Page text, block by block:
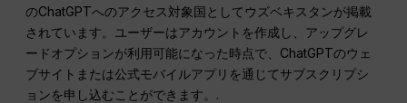
のChatGPTへのアクセス対象国としてウズベキスタンが掲載
されています。ユーザーはアカウントを作成し、アップグレ
ードオプションが利用可能になった時点で、ChatGPTのウェ
ブサイトまたは公式モバイルアプリを通じてサブスクリプシ
ョンを申し込むことができます。.